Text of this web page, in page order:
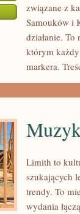
związane z
Samouków i
działanie.
którym
markera.
Limith to
szukających
trendy. To
wydania